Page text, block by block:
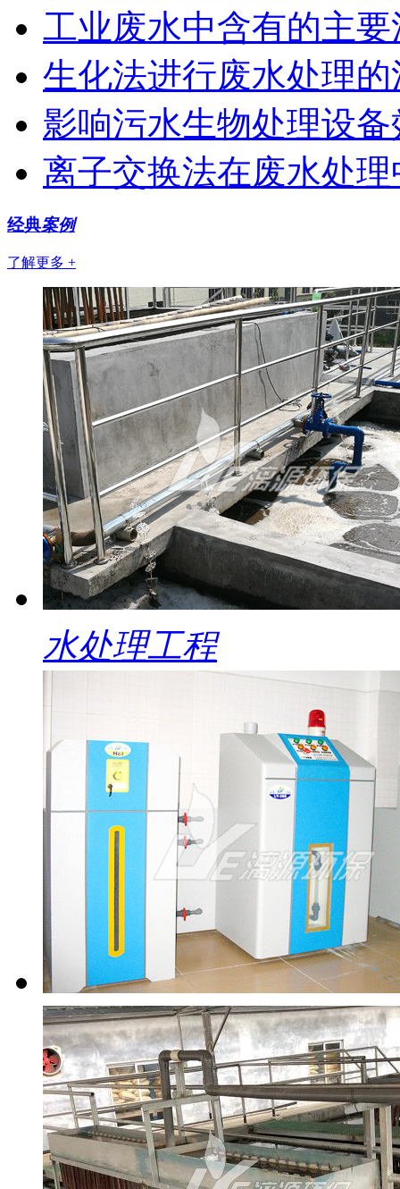
工业废水中含有的主
生化法进行废水处理
影响污水生物处理设
离子交换法在废水处
经典案例
了解更多 +
水处理工程